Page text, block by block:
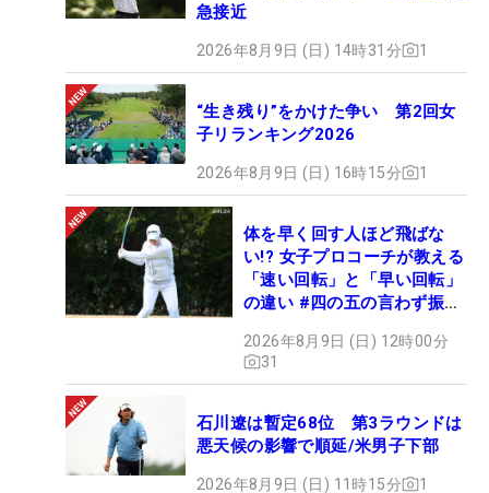
急接近
2026年8月9日 (日) 14時31分 1
“生き残り”をかけた争い 第2回女
子リランキング2026
2026年8月9日 (日) 16時15分 1
体を早く回す人ほど飛ばな
い!? 女子プロコーチが教える
「速い回転」と「早い回転」
の違い #四の五の言わず振り
2026年8月9日 (日) 12時00分
31
石川遼は暫定68位 第3ラウンドは
悪天候の影響で順延/米男子下部
2026年8月9日 (日) 11時15分 1